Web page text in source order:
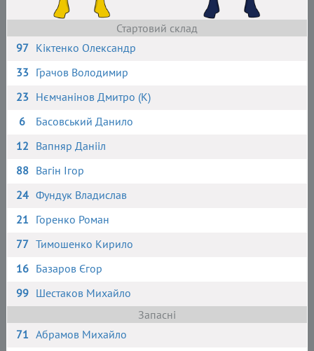
Стартовий склад
97 Кіктенко Олександр
33 Грачов Володимир
23 Нємчанінов Дмитро (К)
6
Басовський Данило
12 Вапняр Данііл
88 Вагін Ігор
24 Фундук Владислав
21 Горенко Роман
77 Тимошенко Кирило
16 Базаров Єгор
99 Шестаков Михайло
Запасні
71 Абрамов Михайло